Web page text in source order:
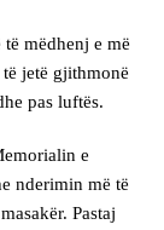
mëdhenj e më
jetë gjithmonë
pas luftës.
e
nderimin më të
Pastaj